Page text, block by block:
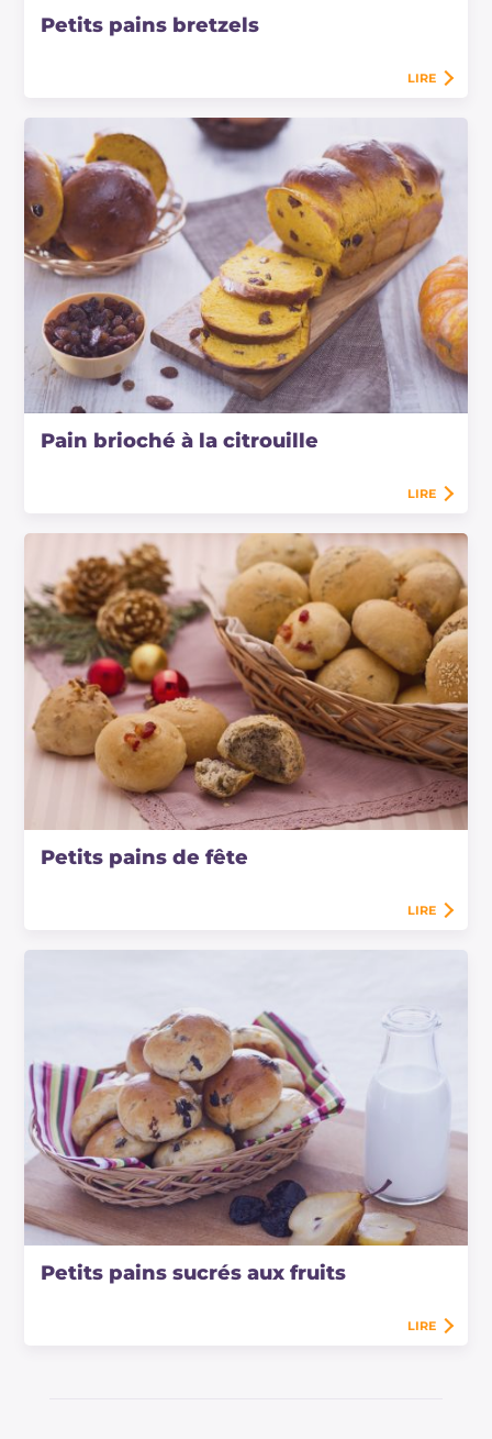
Petits pains bretzels
LIRE
Pain brioché à la citrouille
LIRE
Petits pains de fête
LIRE
Petits pains sucrés aux fruits
LIRE